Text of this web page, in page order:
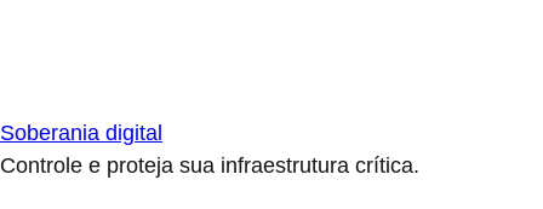
Soberania digital
Controle e proteja sua infraestrutura crítica.